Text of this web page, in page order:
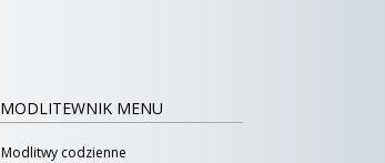
MODLITEWNIK MENU
Modlitwy codzienne